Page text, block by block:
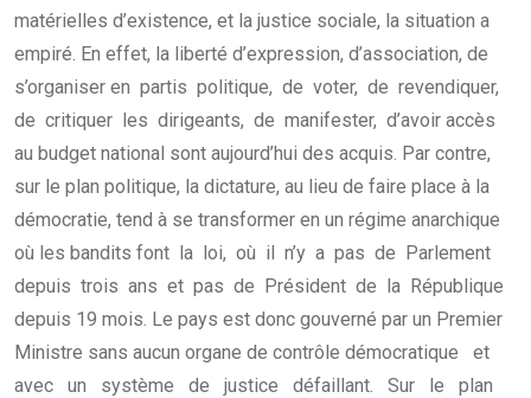
matérielles d’existence, et la justice sociale, la situation a
empiré. En effet, la liberté d’expression, d’association, de
s’organiser en partis politique, de voter, de revendiquer,
de critiquer les dirigeants, de manifester, d’avoir accès
au budget national sont aujourd’hui des acquis. Par contre,
sur le plan politique, la dictature, au lieu de faire place à la
démocratie, tend à se transformer en un régime anarchique
où les bandits font la loi, où il n’y a pas de Parlement
depuis trois ans et pas de Président de la République
depuis 19 mois. Le pays est donc gouverné par un Premier
Ministre sans aucun organe de contrôle démocratique et
avec un système de justice défaillant. Sur le plan